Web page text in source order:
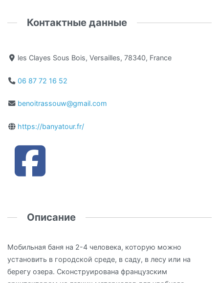
Контактные данные
les Clayes Sous Bois, Versailles, 78340, France
06 87 72 16 52
benoitrassouw@gmail.com
https://banyatour.fr/
Описание
Мобильная баня на 2-4 человека, которую можно
установить в городской среде, в саду, в лесу или на
берегу озера. Сконструирована французским